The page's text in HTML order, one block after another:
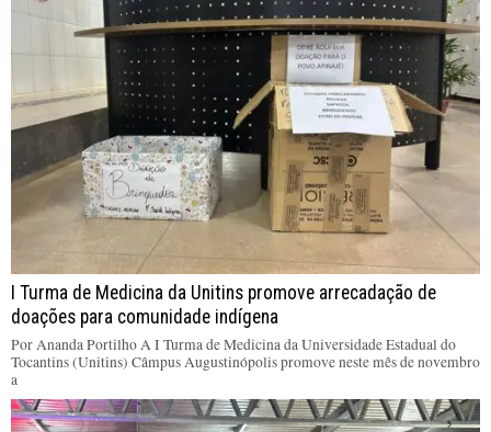
I Turma de Medicina da Unitins promove arrecadação de
doações para comunidade indígena
Por Ananda Portilho A I Turma de Medicina da Universidade Estadual do
Tocantins (Unitins) Câmpus Augustinópolis promove neste mês de novembro
a